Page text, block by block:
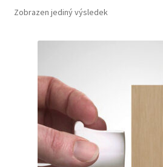
Nákupní košík
Odstoupit od smlouvy
Pokladna
Zobrazen jediný výsledek